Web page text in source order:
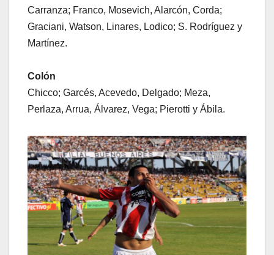
Carranza; Franco, Mosevich, Alarcón, Corda;
Graciani, Watson, Linares, Lodico; S. Rodríguez y
Martínez.
Colón
Chicco; Garcés, Acevedo, Delgado; Meza,
Perlaza, Arrua, Álvarez, Vega; Pierotti y Ábila.